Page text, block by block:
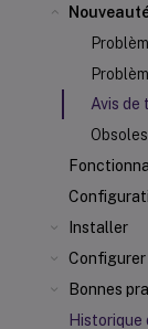
Avis de
Installer
Configurer
Bonnes
Historique